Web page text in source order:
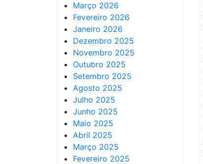
Março 2026
Fevereiro 2026
Janeiro 2026
Dezembro 2025
Novembro 2025
Outubro 2025
Setembro 2025
Agosto 2025
Julho 2025
Junho 2025
Maio 2025
Abril 2025
Março 2025
Fevereiro 2025